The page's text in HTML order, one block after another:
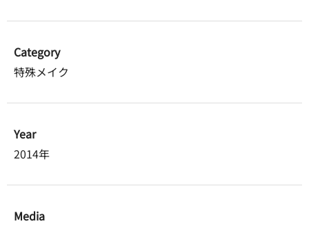
Category
特殊メイク
Year
2014年
Media